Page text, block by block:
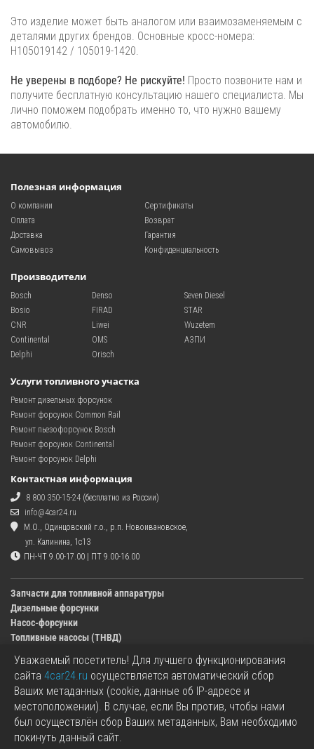
Это изделие может быть аналогом или взаимозаменяемым с
деталями других брендов. Основные кросс-номера:
H105019142 / 105019-1420.
Не уверены в подборе? Не рискуйте! Просто позвоните нам и
получите бесплатную консультацию нашего специалиста. Мы
лично поможем подобрать именно то, что нужно вашему
автомобилю.
Полезная информация
О компании
Оплата
Доставка
Самовывоз
Сертификаты
Возврат
Гарантия
Конфиденциальность
Производители
Bosch
Bosio
CNR
Continental
Delphi
Denso
FIRAD
Liwei
OMS
Orisch
Seven Diesel
STAR
Wuzetem
АЗПИ
Услуги топливного участка
Ремонт дизельных форсунок
Ремонт форсунок Common Rail
Ремонт пьезофорсунок Bosch
Ремонт форсунок Continental
Ремонт форсунок Delphi
Контактная информация
8 800 350-15-24 (бесплатно из России)
info@4car24.ru
М.О., Одинцовский г.о., р.п. Новоивановское,
ул. Калинина, 1с13
ПН-ЧТ 9.00-17.00 | ПТ 9.00-16.00
Запчасти для топливной аппаратуры
Дизельные форсунки
Насос-форсунки
Топливные насосы (ТНВД)
Изображения деталей, представленных в каталоге на сайте, могут отличаться от
оригиналов.
Информация о цене запчасти, указанная в каталоге на сайте, может отличаться от
фактической к моменту оформления заказа.
Все используемые товарные знаки являются собственностью их владельцев.
Названия марок, бренды и логотипы используются исключительно в
Уважаемый посетитель! Для лучшего функционирования
сайта 4car24.ru осуществляется автоматический сбор
Ваших метаданных (cookie, данные об IP-адресе и
местоположении). В случае, если Вы против, чтобы нами
был осуществлён сбор Ваших метаданных, Вам необходимо
покинуть данный сайт.